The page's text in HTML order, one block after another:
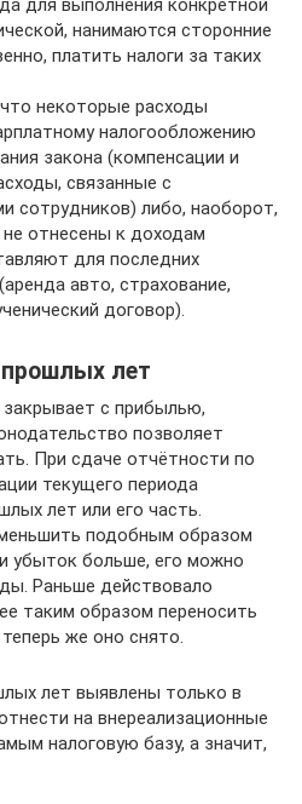
для выполнения конкретной
нанимаются сторонние
платить налоги за таких
некоторые расходы
налогообложению
закона (компенсации и
связанные с
сотрудников) либо, наоборот,
отнесены к доходам
для последних
авто, страхование,
договор).
лет
с прибылью,
позволяет
При сдаче отчётности по
текущего периода
лет или его часть.
подобным образом
убыток больше, его можно
Раньше действовало
таким образом переносить
же оно снято.
лет выявлены только в
на внереализационные
налоговую базу, а значит,